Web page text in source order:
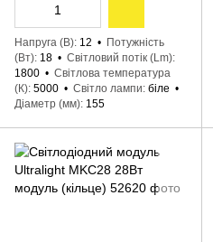
Напруга (В) 12
Потужність
(Вт) 18
Світловий потік (Lm)
1800
Світлова температура
(К) 5000 Світло лампи біле
Діаметр (мм) 155